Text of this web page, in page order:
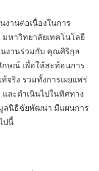
านต่อเนื่องในการ
มหาวิทยาลัยเทคโนโลยี
งานร่วมกับ คุณศิริกุล
กษณ์ เพื่อให้สะท้อนการ
ริง รวมทั้งการเผยแพร่
ละดำเนินไปในทิศทาง
ลนิธิชัยพัฒนา มีแผนการ
ปนี้